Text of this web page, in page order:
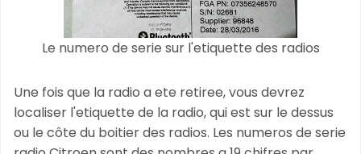
Le numero de serie sur l'etiquette des radios
Une fois que la radio a ete retiree, vous devrez
localiser l'etiquette de la radio, qui est sur le dessus
ou le côte du boitier des radios. Les numeros de serie